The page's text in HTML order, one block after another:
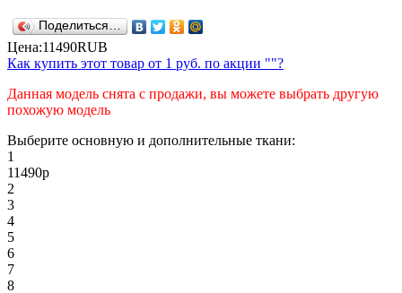
Поделиться…
Цена:11490RUB
Как купить этот товар от 1 руб. по акции ""?
Данная модель снята с продажи, вы можете выбрать другую
похожую модель
Выберите основную и дополнительные ткани:
1
11490р
2
3
4
5
6
7
8